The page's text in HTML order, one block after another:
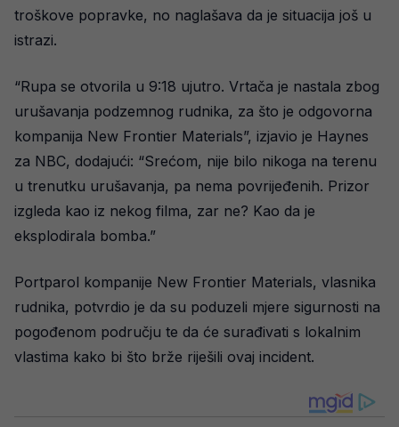
troškove popravke, no naglašava da je situacija još u
istrazi.
“Rupa se otvorila u 9:18 ujutro. Vrtača je nastala zbog
urušavanja podzemnog rudnika, za što je odgovorna
kompanija New Frontier Materials”, izjavio je Haynes
za NBC, dodajući: “Srećom, nije bilo nikoga na terenu
u trenutku urušavanja, pa nema povrijeđenih. Prizor
izgleda kao iz nekog filma, zar ne? Kao da je
eksplodirala bomba.”
Portparol kompanije New Frontier Materials, vlasnika
rudnika, potvrdio je da su poduzeli mjere sigurnosti na
pogođenom području te da će surađivati s lokalnim
vlastima kako bi što brže riješili ovaj incident.